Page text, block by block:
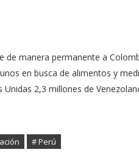
manera permanente a
en busca de alimentos y
2,3 millones de
# Perú